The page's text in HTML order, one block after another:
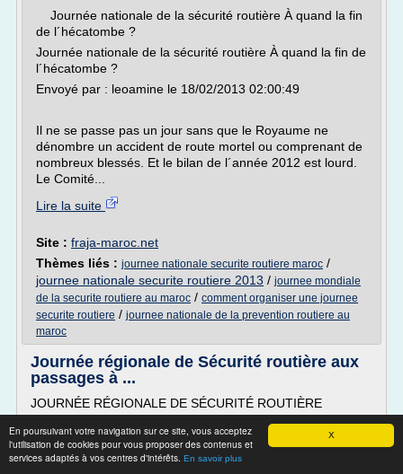
X
En poursuivant votre navigation sur ce site, vous acceptez
l'utilisation de cookies pour vous proposer des contenus et
services adaptés à vos centres d'intérêts. En savoir plus
Journée nationale de la sécurité routière À quand la fin
de l´hécatombe ?
Journée nationale de la sécurité routière À quand la fin de
l´hécatombe ?
Envoyé par : leoamine le 18/02/2013 02:00:49
Il ne se passe pas un jour sans que le Royaume ne
dénombre un accident de route mortel ou comprenant de
nombreux blessés. Et le bilan de l´année 2012 est lourd.
Le Comité...
Lire la suite
Site : fraja-maroc.net
Thèmes liés : journee nationale securite routiere maroc /
journee nationale securite routiere 2013 / journee mondiale
de la securite routiere au maroc / comment organiser une journee
securite routiere / journee nationale de la prevention routiere au
maroc
Journée régionale de Sécurité routière aux
passages à ...
JOURNÉE RÉGIONALE DE SÉCURITÉ ROUTIÈRE
AUX PASSAGES À NIVEAU DE BIACHE-SAINT-VAAST (62)
UN PASSAGE À NIVEAU N'EST PAS UN CARREFOUR
ORDINAIRE